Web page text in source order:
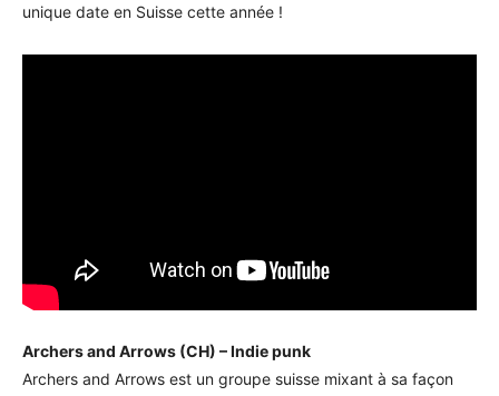
unique date en Suisse cette année !
Archers and Arrows (CH) – Indie punk
Archers and Arrows est un groupe suisse mixant à sa façon